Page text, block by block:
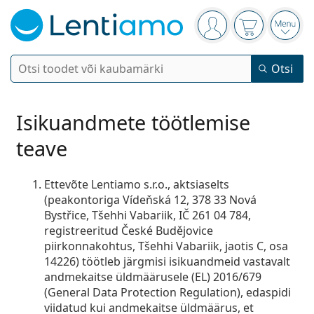
Navigeerimismenüü
Oled sisse logitud
Ostukorv
Ava
Otsi
Otsi
Logi sisse
Kontaktläätsed
Kasutusaeg
Ühepäevased läätsed
Nädalased läätsed
Kahenädalased läätsed
Kuuajalised läätsed
Kvartaliläätsed
Läätse tüüp
Sfäärilised ja asfäärilised
Toorilised astigmatismile
Progressiivsed presbüoopia jaoks
Silikoonhüdrogeelläätsed
Acuvue
Biofinity
Dailies
Tarvikud
Läätsevedelikud
Silmatilgad
Inspiratsioon ja näpunäited
Osta läätsed internetist
Kõik läätsed
Läätsevedelikud
Universaalne läätsevedelik
Peroksiidilahus
Ilma säilitusaineteta
50 kuni 120 ml
225 kuni 500 ml
Mitmikpakk
Kahene pakk
Tüübid
Naised Meeste Lapsed
Pakkumised
Uued tooted
Piiratud väljaanne
Prillide tüüp
Prillid
Päikeseprillid
Tüübid
Naised Meeste Lapsed
Pakkumised
Sinise valguse filter
Isikuandmete töötlemise
teave
Ettevõte Lentiamo s.r.o., aktsiaselts
(peakontoriga Vídeňská 12, 378 33 Nová
Bystřice, Tšehhi Vabariik, IČ 261 04 784,
registreeritud České Budějovice
piirkonnakohtus, Tšehhi Vabariik, jaotis C, osa
14226) töötleb järgmisi isikuandmeid vastavalt
andmekaitse üldmäärusele (EL) 2016/679
(General Data Protection Regulation), edaspidi
viidatud kui andmekaitse üldmäärus, et